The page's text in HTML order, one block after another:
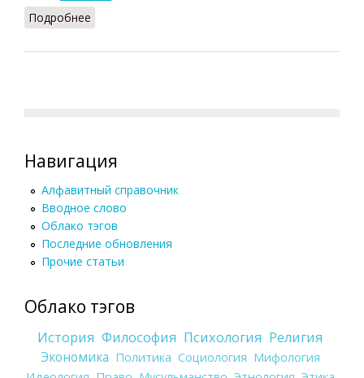
Подробнее
Навигация
Алфавитный справочник
Вводное слово
Облако тэгов
Последние обновления
Прочие статьи
Облако тэгов
История Философия Психология Религия
Экономика Политика Социология Мифология